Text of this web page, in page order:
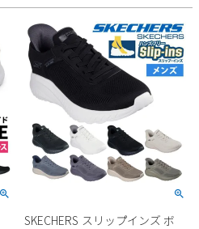
SKECHERS スリップインズ ボ